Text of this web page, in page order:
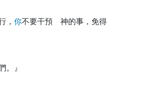
， 你不要干預 神的事，免得
。』